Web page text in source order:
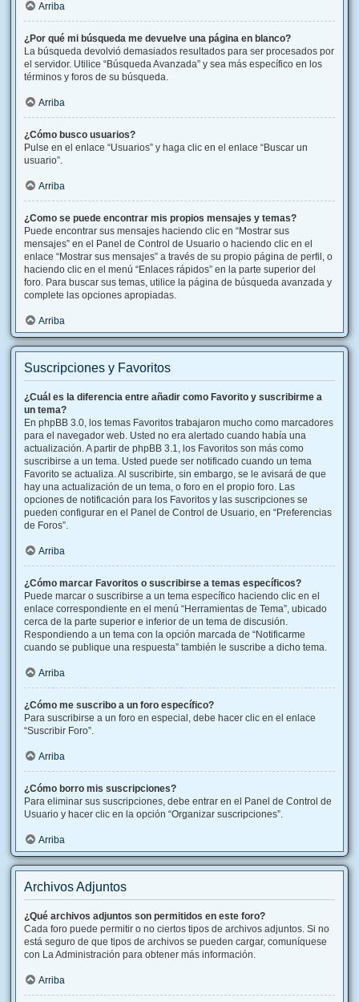
Arriba
¿Por qué mi búsqueda me devuelve una página en blanco?
La búsqueda devolvió demasiados resultados para ser procesados por
el servidor. Utilice “Búsqueda Avanzada” y sea más específico en los
términos y foros de su búsqueda.
Arriba
¿Cómo busco usuarios?
Pulse en el enlace “Usuarios” y haga clic en el enlace “Buscar un
usuario”.
Arriba
¿Como se puede encontrar mis propios mensajes y temas?
Puede encontrar sus mensajes haciendo clic en “Mostrar sus
mensajes” en el Panel de Control de Usuario o haciendo clic en el
enlace “Mostrar sus mensajes” a través de su propio página de perfil, o
haciendo clic en el menú “Enlaces rápidos” en la parte superior del
foro. Para buscar sus temas, utilice la página de búsqueda avanzada y
complete las opciones apropiadas.
Arriba
Suscripciones y Favoritos
¿Cuál es la diferencia entre añadir como Favorito y suscribirme a
un tema?
En phpBB 3.0, los temas Favoritos trabajaron mucho como marcadores
para el navegador web. Usted no era alertado cuando había una
actualización. A partir de phpBB 3.1, los Favoritos son más como
suscribirse a un tema. Usted puede ser notificado cuando un tema
Favorito se actualiza. Al suscribirte, sin embargo, se le avisará de que
hay una actualización de un tema, o foro en el propio foro. Las
opciones de notificación para los Favoritos y las suscripciones se
pueden configurar en el Panel de Control de Usuario, en “Preferencias
de Foros”.
Arriba
¿Cómo marcar Favoritos o suscribirse a temas específicos?
Puede marcar o suscribirse a un tema específico haciendo clic en el
enlace correspondiente en el menú “Herramientas de Tema”, ubicado
cerca de la parte superior e inferior de un tema de discusión.
Respondiendo a un tema con la opción marcada de “Notificarme
cuando se publique una respuesta” también le suscribe a dicho tema.
Arriba
¿Cómo me suscribo a un foro específico?
Para suscribirse a un foro en especial, debe hacer clic en el enlace
“Suscribir Foro”.
Arriba
¿Cómo borro mis suscripciones?
Para eliminar sus suscripciones, debe entrar en el Panel de Control de
Usuario y hacer clic en la opción “Organizar suscripciones”.
Arriba
Archivos Adjuntos
¿Qué archivos adjuntos son permitidos en este foro?
Cada foro puede permitir o no ciertos tipos de archivos adjuntos. Si no
está seguro de que tipos de archivos se pueden cargar, comuníquese
con La Administración para obtener más información.
Arriba